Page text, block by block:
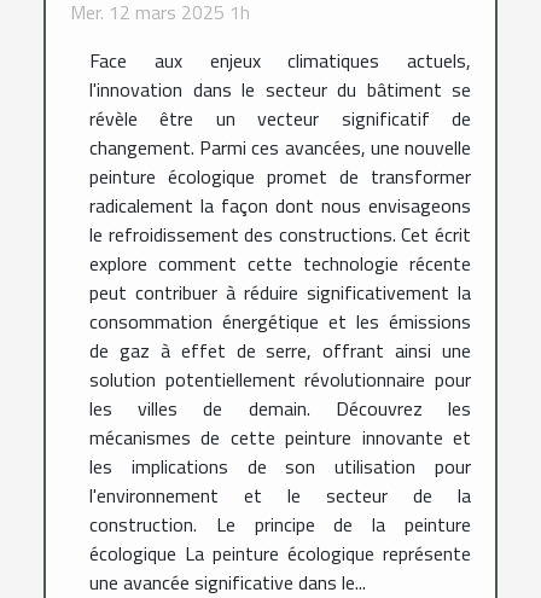
Mer. 12 mars 2025 1h
Face aux enjeux climatiques actuels,
l'innovation dans le secteur du bâtiment se
révèle être un vecteur significatif de
changement. Parmi ces avancées, une nouvelle
peinture écologique promet de transformer
radicalement la façon dont nous envisageons
le refroidissement des constructions. Cet écrit
explore comment cette technologie récente
peut contribuer à réduire significativement la
consommation énergétique et les émissions
de gaz à effet de serre, offrant ainsi une
solution potentiellement révolutionnaire pour
les villes de demain. Découvrez les
mécanismes de cette peinture innovante et
les implications de son utilisation pour
l'environnement et le secteur de la
construction. Le principe de la peinture
écologique La peinture écologique représente
une avancée significative dans le...